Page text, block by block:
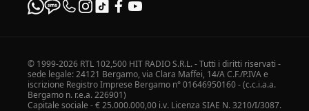
© 1999-2026 RTL 102,500 HIT RADIO S.R.L. - Tutti i diritti riservati -
sede legale: 24121 Bergamo, via Clara Maffei, 14/A C.F./P.IVA e
iscrizione Registro Imprese Bergamo n° 01646950160 - (c.c.i.a.a.
Bergamo n. r.e.a. 226901)
Capitale sociale - € 25.000.000,00 i.v. Licenza SIAE N. 3210/I/3087.